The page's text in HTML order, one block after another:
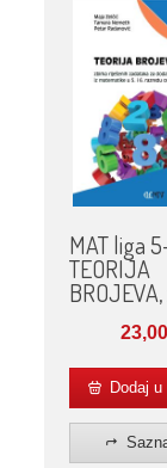
MAT liga
TEORIJA
Dodaj